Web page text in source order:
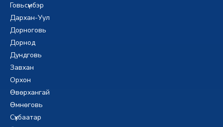
Говьсүмбэр
Дархан-Уул
Дорноговь
Дорнод
Дундговь
Завхан
Орхон
Өвөрхангай
Өмнөговь
Сүхбаатар